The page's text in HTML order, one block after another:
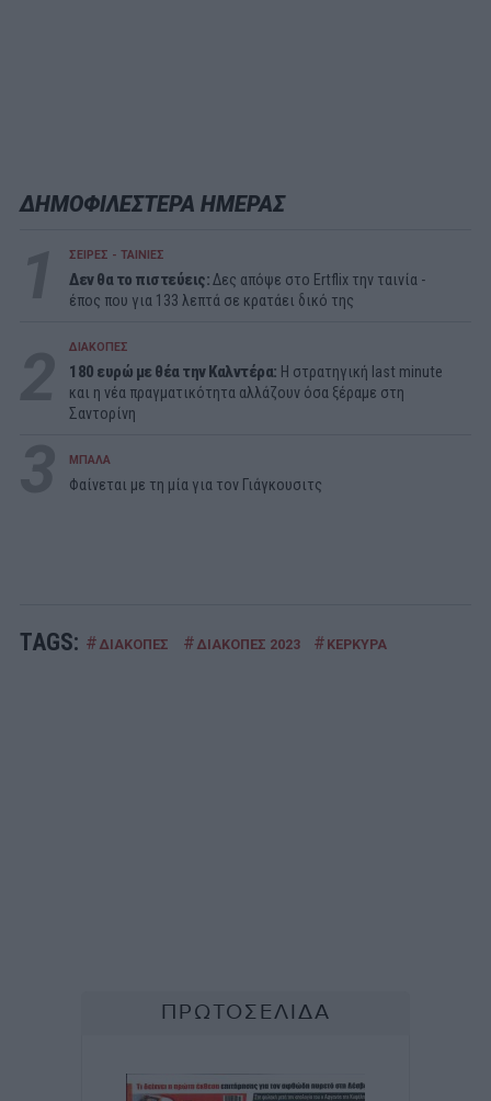
ΔΗΜΟΦΙΛΕΣΤΕΡΑ ΗΜΕΡΑΣ
ΣΕΙΡΕΣ - ΤΑΙΝΙΕΣ
Δεν θα το πιστεύεις:Δες απόψε στο Ertflix την ταινία -
έπος που για 133 λεπτά σε κρατάει δικό της
ΔΙΑΚΟΠΕΣ
180 ευρώ με θέα την Καλντέρα: Η στρατηγική last minute
και η νέα πραγματικότητα αλλάζουν όσα ξέραμε στη
Σαντορίνη
ΜΠΑΛΑ
Φαίνεται με τη μία για τον Γιάγκουσιτς
TAGS: # ΔΙΑΚΟΠΕΣ # ΔΙΑΚΟΠΕΣ 2023 # ΚΕΡΚΥΡΑ